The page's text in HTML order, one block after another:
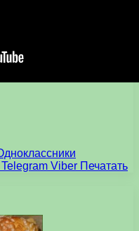
Telegram Viber Печатать